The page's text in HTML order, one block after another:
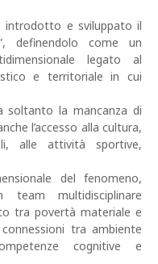
introdotto e sviluppato il
definendolo come un
legato al
e territoriale in cui
soltanto la mancanza di
l’accesso alla cultura,
alle attività sportive,
del fenomeno,
multidisciplinare
tra povertà materiale e
tra ambiente
cognitive e